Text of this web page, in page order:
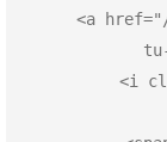
    <
a href=
        <
i
-